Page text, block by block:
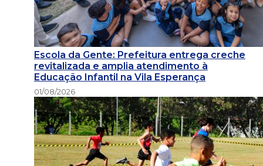
Escola da Gente: Prefeitura entrega creche
revitalizada e amplia atendimento à
Educação Infantil na Vila Esperança
01/08/2026